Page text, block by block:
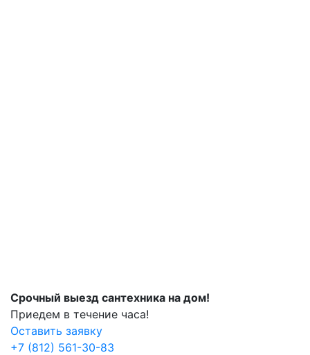
Срочный выезд сантехника на дом!
Приедем в течение часа!
Оставить заявку
+7 (812) 561-30-83